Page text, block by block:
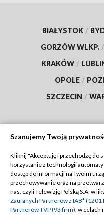
BIAŁYSTOK /
GORZÓW WLKP. /
KRAKÓW /
OPOLE /
SZCZECIN /
Abonament TVP
Emisja w TVP
Szanujemy Twoją
Kliknij "Akceptuję i przechodzę do
korzystanie z technologii
dostęp do informacji na Twoim
przechowywanie oraz na
nas, czyli Telewizję Polską S.A. w
Zaufanych Partnerów z IAB* (1201
Partnerów TVP (93 firm), w celach